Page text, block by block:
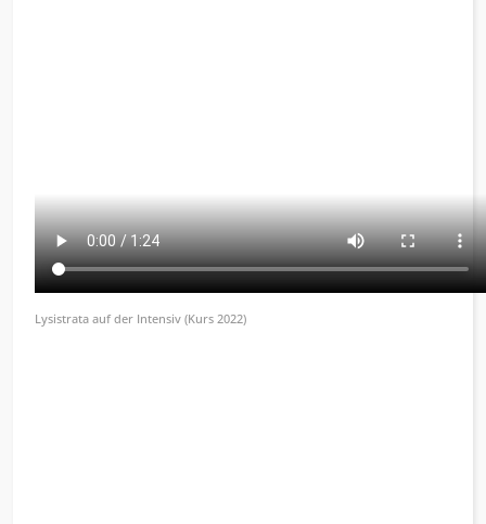
Lysistrata auf der Intensiv (Kurs 2022)